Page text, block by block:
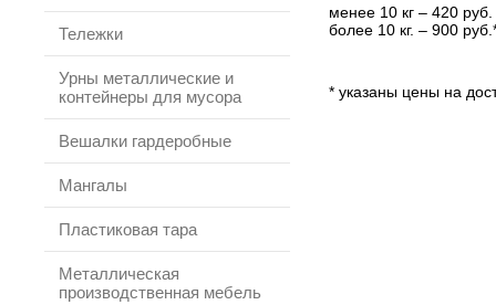
Тележки
Урны металлические и
контейнеры для мусора
Вешалки гардеробные
Мангалы
Пластиковая тара
Металлическая
производственная мебель
менее 10 кг – 420 руб.
более 10 кг. – 900
* указаны цены на